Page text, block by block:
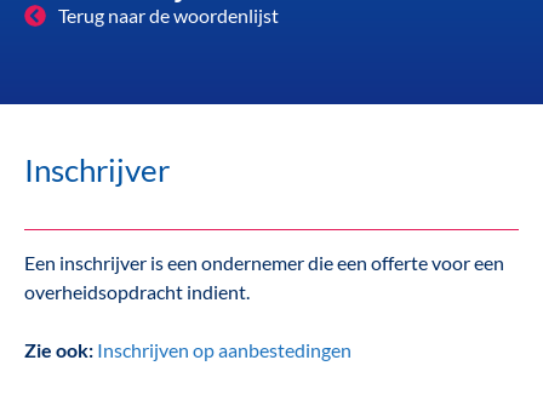
Terug naar de woordenlijst
Inschrijver
Een inschrijver is een ondernemer die een offerte voor een
overheidsopdracht indient.
Zie ook: Inschrijven op aanbestedingen